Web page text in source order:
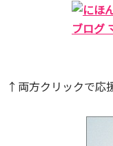
↑両方クリックで応